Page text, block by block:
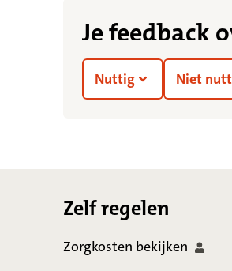
Je feedback
Nuttig Niet
Zelf regelen
Zorgkosten bekijken